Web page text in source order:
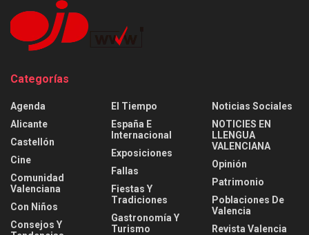
Categorías
Agenda
Alicante
Castellón
Cine
Comunidad
Valenciana
Con Niños
Consejos Y
El Tiempo
España E
Internacional
Exposiciones
Fallas
Fiestas Y
Tradiciones
Gastronomía Y
Turismo
Noticias Sociales
NOTICIES EN
LLENGUA
VALENCIANA
Opinión
Patrimonio
Poblaciones De
Valencia
Revista Valencia